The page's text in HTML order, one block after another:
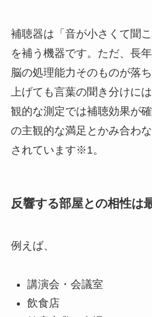
補聴器は「音が小さくて聞
を補う機器です。ただ、長
脳の処理能力そのものが落
上げても言葉の聞き分けに
観的な測定では補聴効果が
の主観的な満足とかみ合わ
されています※1。
反響する部屋との相性は
例えば、
講演会・会議室
飲食店